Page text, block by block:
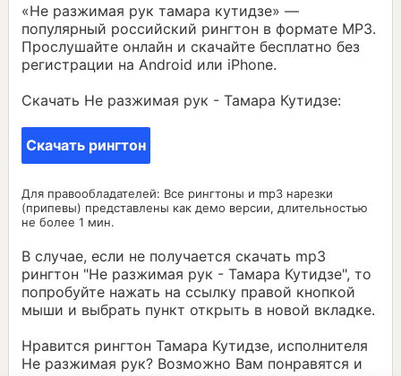
«Не разжимая рук тамара кутидзе» —
популярный российский рингтон в формате MP3.
Прослушайте онлайн и скачайте бесплатно без
регистрации на Android или iPhone.
Скачать Не разжимая рук - Тамара Кутидзе:
Скачать рингтон
Для правообладателей: Все рингтоны и mp3 нарезки
(припевы) представлены как демо версии, длительностью
не более 1 мин.
В случае, если не получается скачать mp3
рингтон "Не разжимая рук - Тамара Кутидзе", то
попробуйте нажать на ссылку правой кнопкой
мыши и выбрать пункт открыть в новой вкладке.
Нравится рингтон Тамара Кутидзе, исполнителя
Не разжимая рук? Возможно Вам понравятся и